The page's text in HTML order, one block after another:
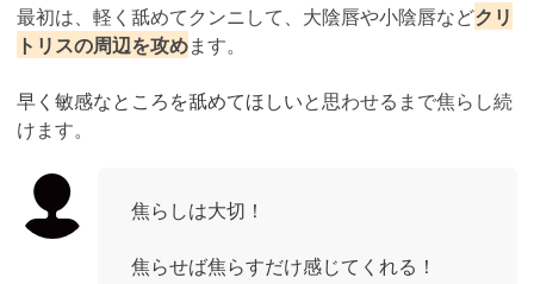
最初は、軽く舐めてクンニして、大陰唇や小陰唇などクリ
トリスの周辺を攻めます。
早く敏感なところを舐めてほしいと思わせるまで焦らし続
けます。
焦らしは大切！
焦らせば焦らすだけ感じてくれる！